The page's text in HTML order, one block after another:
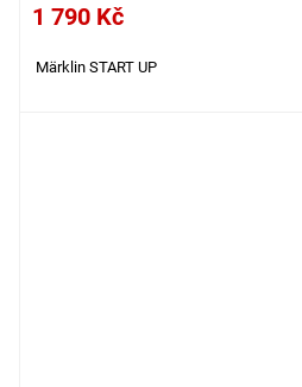
1 790 Kč
Märklin START UP